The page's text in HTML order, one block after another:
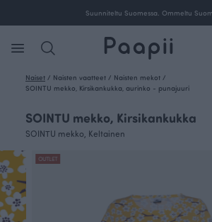
Suunniteltu Suomessa. Ommeltu
Naiset / Naisten vaatteet / Naisten mekot /
SOINTU mekko, Kirsikankukka, aurinko - punajuuri
SOINTU mekko, Kirsikankukka
SOINTU mekko, Keltainen
OUTLET